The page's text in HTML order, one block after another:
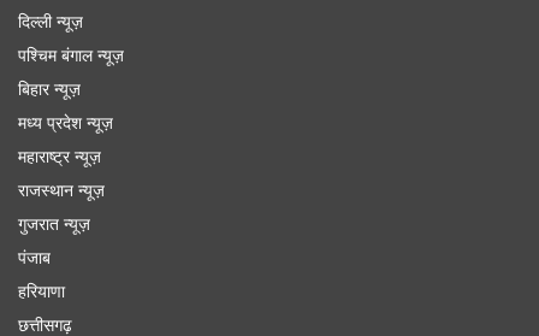
दिल्ली न्यूज़
पश्चिम बंगाल न्यूज़
बिहार न्यूज़
मध्य प्रदेश न्यूज़
महाराष्ट्र न्यूज़
राजस्थान न्यूज़
गुजरात न्यूज़
पंजाब
हरियाणा
छत्तीसगढ़